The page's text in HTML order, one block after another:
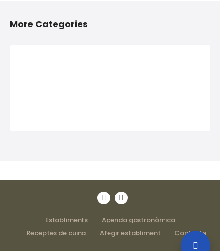
More Categories
Establiments
Agenda gastronòmica
Receptes de cuina
Afegir establiment Contacte